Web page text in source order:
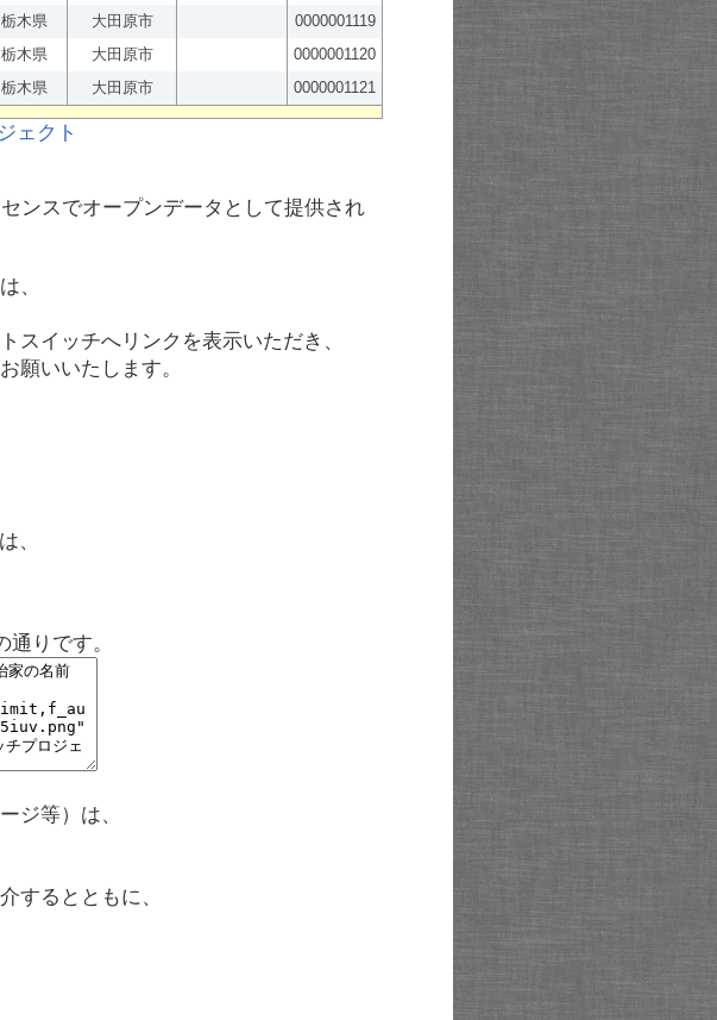
栃木県 大田原市
0000001119
栃木県 大田原市
0000001120
栃木県 大田原市 0000001121
ンスでオープンデータとして提供され
、
スイッチへリンクを表示いただき、
願いいたします。
、
りです。
ジ等）は、
するとともに、